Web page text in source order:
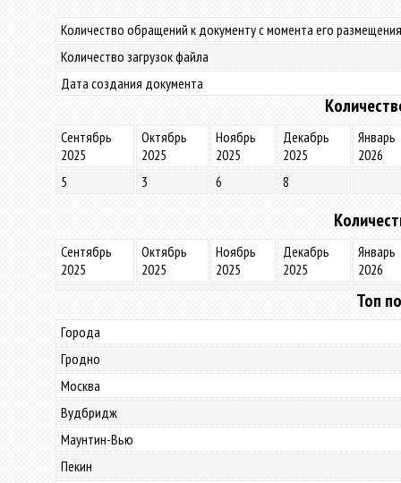
Количество обращений к документу с момента его
Количество загрузок файла
Дата создания документа
Сентябрь
2025
Октябрь
2025
Ноябрь
2025
Декабрь
2025
Январь
2026
5
3 6 8
Сентябрь
2025
Октябрь
2025
Ноябрь
2025
Декабрь
2025
Январь
2026
Топ
Города
Гродно
Москва
Вудбридж
Маунтин-Вью
Пекин